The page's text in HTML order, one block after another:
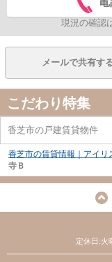
現況の確認
メールで共有す
こだわり特集
香芝市の戸建賃貸物件
香芝市の賃貸情報｜アイリ
寺Ｂ
定休日:火